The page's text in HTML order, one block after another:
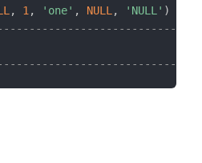
, 1 , 'one' , NULL , 'NULL' )
+
+